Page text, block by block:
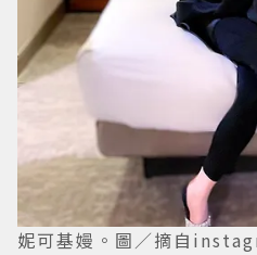
妮可基嫚。圖／摘自